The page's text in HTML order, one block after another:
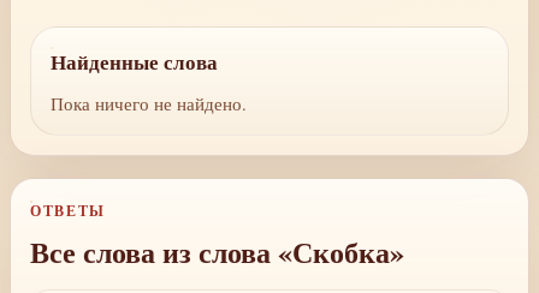
Найденные слова
Пока ничего не найдено.
ОТВЕТЫ
Все слова из слова «Скобка»